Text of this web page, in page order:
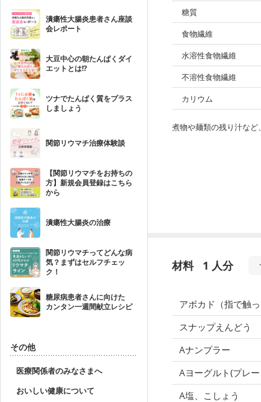
潰瘍性大腸炎患者さん座談
会レポート
大豆中心の朝たんぱくダイ
エットとは!?
ツナでたんぱく質をプラス
しましょう
関節リウマチ治療体験談
【関節リウマチをお持ちの
方】新規会員登録はこちら
から
潰瘍性大腸炎の治療
関節リウマチってどんな病
気？まずはセルフチェッ
ク！
糖尿病患者さんに向けた
カンタン一週間献立レシピ
その他
医療関係者のみなさまへ
おいしい健康について
糖質
食物繊維
水溶性食物繊維
不溶性食物繊維
カリウム
煮物や麺類の残り汁など
材料 1 人分
アボカド（指で触
スナップえんどう
Aナンプラー
Aヨーグルト(プレ
A塩、こしょう